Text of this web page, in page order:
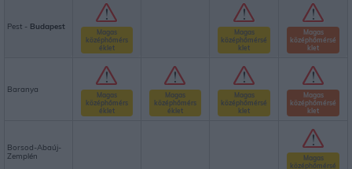
Pest - Budapest
Magas
középhőmérs
éklet
Magas
középhőmérsé
klet
Magas
középhőmérsé
klet
Baranya
Magas
középhőmérs
éklet
Magas
középhőmérs
éklet
Magas
középhőmérsé
klet
Magas
középhőmérsé
klet
Borsod-Abaúj-
Zemplén
Magas
középhőmérsé